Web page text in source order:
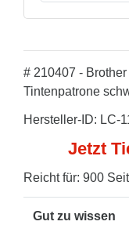
# 210407 -
Tintenpatrone
Hersteller-ID: LC-
Jetzt
Reicht für: 900
Gut zu wissen